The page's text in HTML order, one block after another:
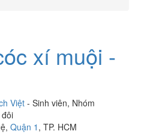
xí muội -
Việt- Sinh viên, Nhóm
Quận 1 , TP. HCM